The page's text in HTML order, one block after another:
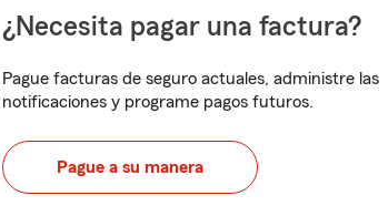
¿Necesita pagar una factura?
Pague facturas de seguro actuales, administre las
notificaciones y programe pagos futuros.
Pague a su manera